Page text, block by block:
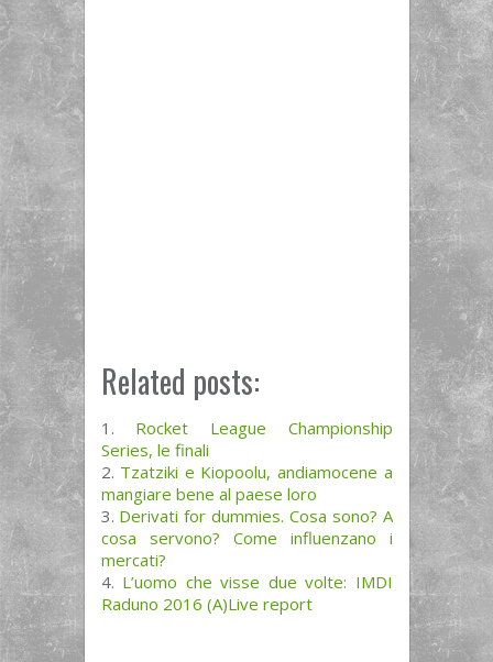
Related posts:
Rocket League Championship
Series, le finali
Tzatziki e Kiopoolu, andiamocene a
mangiare bene al paese loro
Derivati for dummies. Cosa sono? A
cosa servono? Come influenzano i
mercati?
L’uomo che visse due volte: IMDI
Raduno 2016 (A)Live report